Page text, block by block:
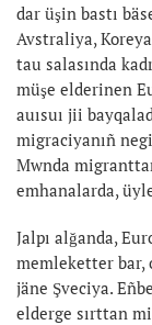
dar üşin bastı
Avstraliya,
tau sala­sın­da
müşe elderinen
auısuı jii
migraciyanıñ
Mwnda
emhanalarda,
Jalpı alğanda,
memle­ketter bar,
jäne Şveciya.
elderge sırttan